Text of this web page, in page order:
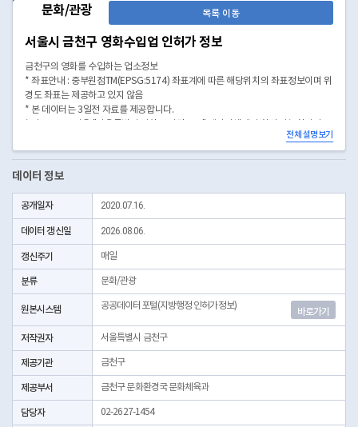
문화/관광 목록 이동
서울시 금천구 영화수입업 인허가 정보
금천구의 영화를 수입하는 업소정보
* 좌표안내 : 중부원점TM(EPSG:5174) 좌표계에 따른 해당위치의 좌표정보이며 위
경도 좌표는 제공하고 있지 않음
* 본 데이터는 3일전 자료를 제공합니다.
(https://data.seoul.go.kr/dataList/OA-22872/S/1/datasetView.do)전체 설명보기
데이터 정보
공개일자 2020.07.16.
데이터 갱신일 2026.08.06.
갱신주기 매일
분류 문화/관광
원본시스템 공공데이터포털(지방행정 인허가정보)
바로가기
저작권자 서울특별시 금천구
제공기관 금천구
제공부서 금천구 문화환경국 문화체육과
담당자 02-2627-1454